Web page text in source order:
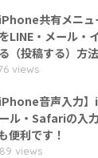
iPhone共有メニ
LINE・メール・
（投稿する）方法
views
iPhone音声入力
ル・Safariの入
便利です！
views